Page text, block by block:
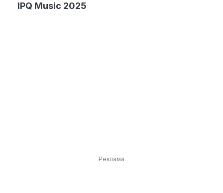
IPQ Music 2025
Реклама